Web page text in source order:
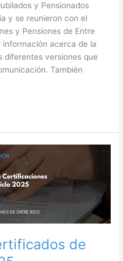
y Pensionados
y se reunieron con el
y Pensiones de Entre
información acerca de la
diferentes versiones que
También
de